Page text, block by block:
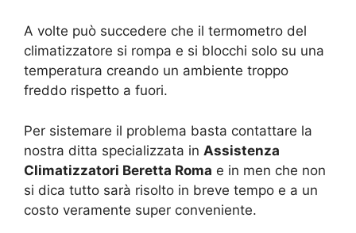
A volte può succedere che il termometro del
climatizzatore si rompa e si blocchi solo su una
temperatura creando un ambiente troppo
freddo rispetto a fuori.
Per sistemare il problema basta contattare la
nostra ditta specializzata in Assistenza
Climatizzatori Beretta Roma e in men che non
si dica tutto sarà risolto in breve tempo e a un
costo veramente super conveniente.